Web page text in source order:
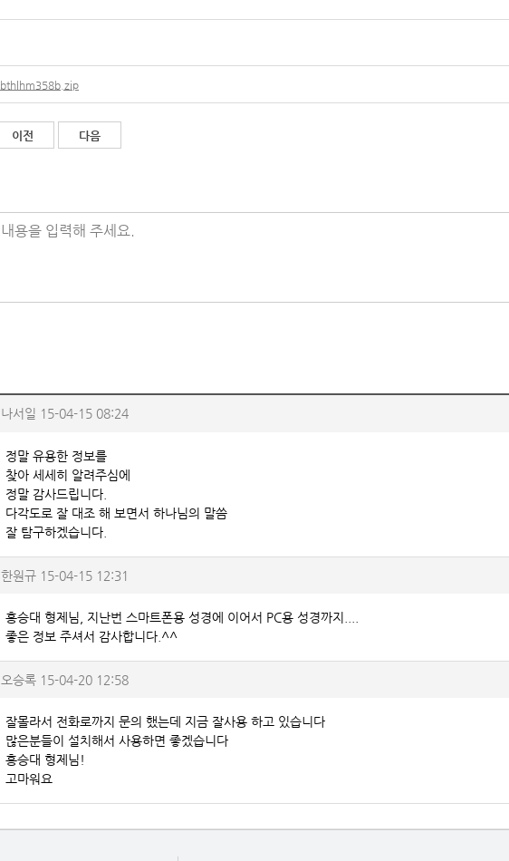
bthlhm358b.zip
이전 다음
내용을 입력해 주세요.
나서일 15-04-15 08:24
정말 유용한 정보를
찾아 세세히 알려주심에
정말 감사드립니다.
다각도로 잘 대조 해 보면서 하나님의 말씀
잘 탐구하겠습니다.
한원규 15-04-15 12:31
홍승대 형제님, 지난번 스마트폰용 성경에 이어서 PC용 성경까지....
좋은 정보 주셔서 감사합니다.^^
오승록 15-04-20 12:58
잘몰라서 전화로까지 문의 했는데 지금 잘사용 하고 있습니다
많은분들이 설치해서 사용하면 좋겠습니다
홍승대 형제님!
고마워요